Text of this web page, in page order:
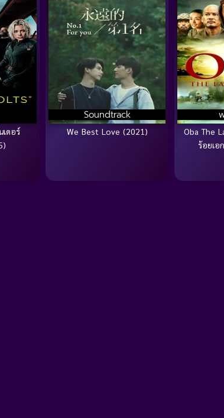
ดอร์
Soundtrack
We Best Love (2021)
Oba The
ร้อยเอ